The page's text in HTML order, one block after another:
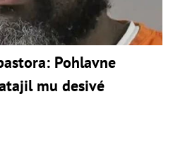
Pohlavne
mu desivé